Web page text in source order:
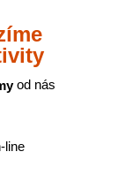
od nás
line